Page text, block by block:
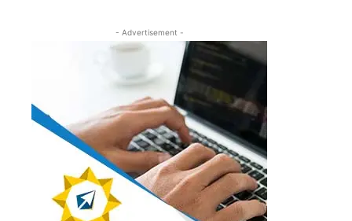
- Advertisement -